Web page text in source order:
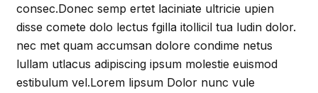
consec.Donec semp ertet laciniate ultricie upien
disse comete dolo lectus fgilla itollicil tua ludin dolor.
nec met quam accumsan dolore condime netus
lullam utlacus adipiscing ipsum molestie euismod
estibulum vel.Lorem lipsum Dolor nunc vule